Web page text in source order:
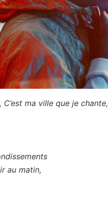
ma ville que je chante,
au matin,